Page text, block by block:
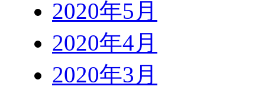
2020年5月
2020年4月
2020年3月